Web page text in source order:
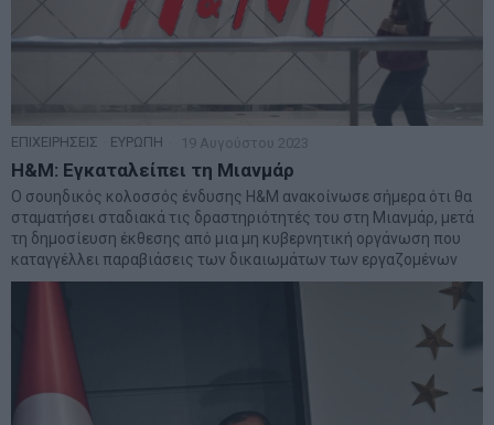
ΕΠΙΧΕΙΡΗΣΕΙΣ ΕΥΡΩΠΗ 19 Αυγούστου 2023
H&M: Εγκαταλείπει τη Μιανμάρ
Ο σουηδικός κολοσσός ένδυσης H&M ανακοίνωσε σήμερα ότι θα
σταματήσει σταδιακά τις δραστηριότητές του στη Μιανμάρ, μετά
τη δημοσίευση έκθεσης από μια μη κυβερνητική οργάνωση που
καταγγέλλει παραβιάσεις των δικαιωμάτων των εργαζομένων